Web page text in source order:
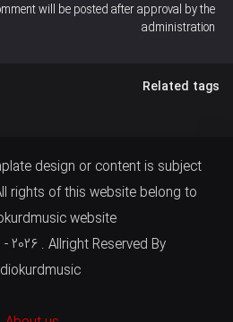
will be posted after approval by the
administration
Related tags
design or content is subject
rights of this website belong to
website
2026 . Allright Reserved By